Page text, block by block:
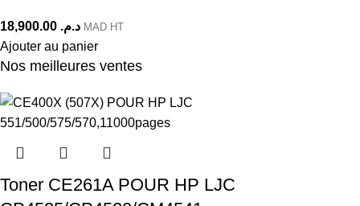
د.م. MAD HT
Ajouter au panier
Nos meilleures ventes
Toner CE261A POUR HP LJC